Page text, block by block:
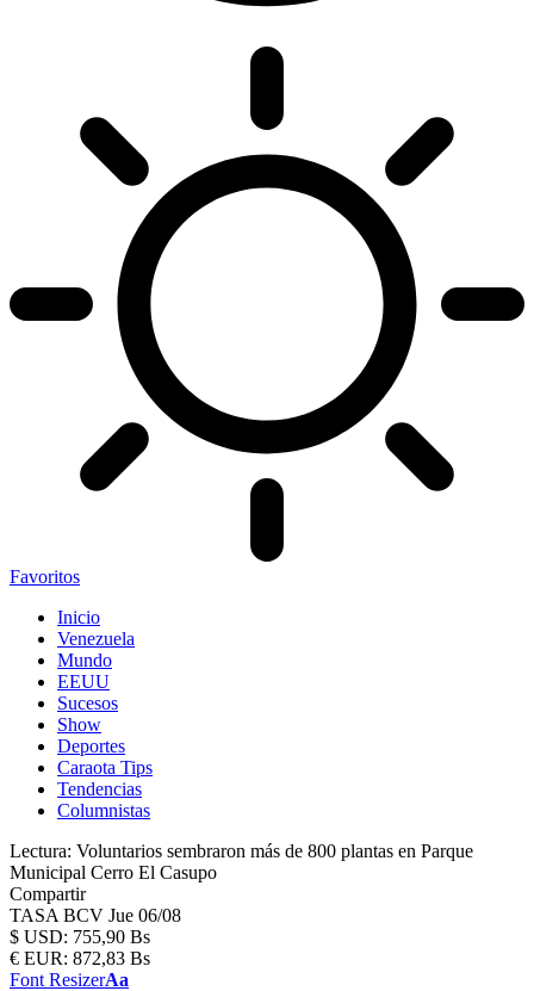
Favoritos
Inicio
Venezuela
Mundo
EEUU
Sucesos
Show
Deportes
Caraota Tips
Tendencias
Columnistas
Lectura: Voluntarios sembraron más de 800 plantas en Parque
Municipal Cerro El Casupo
Compartir
TASA BCV Jue 06/08
$ USD: 755,90 Bs
€ EUR: 872,83 Bs
Font ResizerAa